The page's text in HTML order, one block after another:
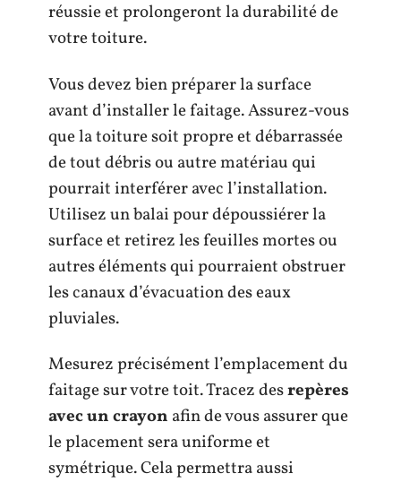
réussie et prolongeront la durabilité de
votre toiture.
Vous devez bien préparer la surface
avant d’installer le faitage. Assurez-vous
que la toiture soit propre et débarrassée
de tout débris ou autre matériau qui
pourrait interférer avec l’installation.
Utilisez un balai pour dépoussiérer la
surface et retirez les feuilles mortes ou
autres éléments qui pourraient obstruer
les canaux d’évacuation des eaux
pluviales.
Mesurez précisément l’emplacement du
faitage sur votre toit. Tracez desrepères
avec un crayon afin de vous assurer que
le placement sera uniforme et
symétrique. Cela permettra aussi